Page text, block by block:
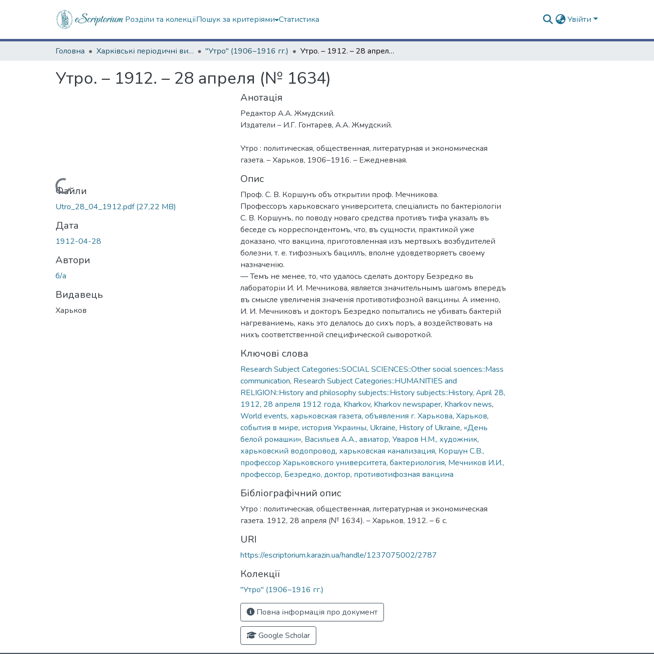
Розділи та колекціїПошук за критеріями Статистика Увійти
Головна Харківські періодичні видання "Утро" (1906–1916 гг.) Утро. – 1912. – 28 апреля (№ 1634)
Утро. – 1912. – 28 апреля (№ 1634)
Вантажиться...
Файли
Utro_28_04_1912.pdf(27,22 MB)
Дата
1912-04-28
Автори
б/а
Видавець
Харьков
Анотація
Редактор А.А. Жмудский.
Издатели – И.Г. Гонтарев, А.А. Жмудский.
Утро : политическая, общественная, литературная и экономическая
газета. – Харьков, 1906–1916. – Ежедневная.
Опис
Проф. С. В. Коршунъ объ открытии проф. Мечникова.
Профессоръ харьковскаго университета, спеціалисть по бактеріологіи
С. В. Коршунъ, по поводу новаго средства противъ тифа указалъ въ
беседе съ корреспондентомъ, что, въ сущности, практикой уже
доказано, что вакцина, приготовленная изъ мертвыхъ возбудителей
болезни, т. е. тифозныхъ бациллъ, вполне удовдетворяетъ своему
назначенію.
— Темъ не менее, то, что удалось сделать доктору Безредко вь
лабораторіи И. И. Мечникова, является значительнымъ шагомъ впередъ
въ смысле увеличенія значенія противотифозной вакцины. А именно,
И. И. Мечниковъ и докторъ Безредко попытались не убивать бактерій
нагреваниемь, какь это делалось до сихъ поръ, а воздействовать на
нихъ соответственной специфической сывороткой.
Ключові слова
Research Subject Categories::SOCIAL SCIENCES::Other social sciences::Mass
communication, Research Subject Categories::HUMANITIES and
RELIGION::History and philosophy subjects::History subjects::History, April 28,
1912, 28 апреля 1912 года, Kharkov, Kharkov newspaper, Kharkov news,
World events, харьковская газета, объявления г. Харькова, Харьков,
события в мире, история Украины, Ukraine, History of Ukraine, «День
белой ромашки», Васильев А.А., авиатор, Уваров Н.М., художник,
харьковский водопровод, харьковская канализация, Коршун С.В.,
профессор Харьковского университета, бактериология, Мечников И.И.,
профессор, Безредко, доктор, противотифозная вакцина
Бібліографічний опис
Утро : политическая, общественная, литературная и экономическая
газета. 1912, 28 апреля (№ 1634). – Харьков, 1912. – 6 с.
URI
https://escriptorium.karazin.ua/handle/1237075002/2787
Колекції
"Утро" (1906–1916 гг.)
Повна інформація про документ
Google Scholar